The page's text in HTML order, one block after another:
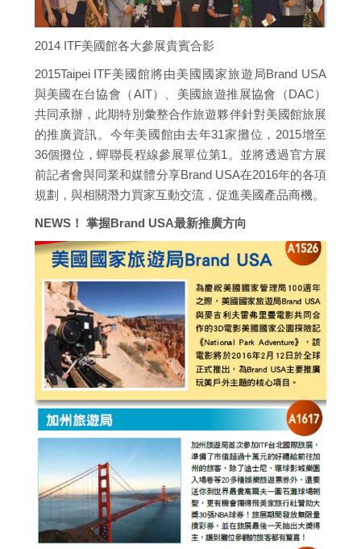
2014 ITF美國館各大參展貴賓合影
2015Taipei ITF美國館將由美國國家旅遊局Brand USA
與美國在台協會（AIT）、美國旅遊推展協會（DAC）
共同承辦，此期特別彙整合作旅遊夥伴針對美國館旅展
的推廣資訊。今年美國館由去年31家攤位，2015增至
36個攤位，蟬聯長程線參展單位第1。並將透過官方展
前記者會與同業和媒體分享Brand USA在2016年的各項
規劃，與相關潛力買家互動交流，促進美國產品商機。
NEWS！ 掌握Brand USA最新推廣方向